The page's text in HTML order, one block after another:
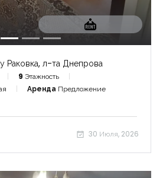
Раковка, л-та Днепрова
9 Этажность
Аренда Предложение
30 Июля, 2026